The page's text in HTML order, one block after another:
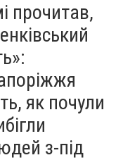
прочитав,
як почули
з-під